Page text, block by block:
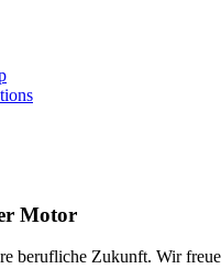
Motor
berufliche Zukunft. Wir